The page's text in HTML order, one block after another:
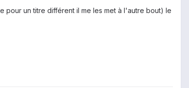
pour un titre différent il me les met à l'autre bout) le